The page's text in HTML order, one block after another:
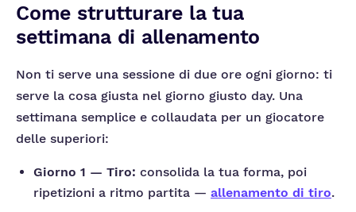
Come strutturare la tua
settimana di allenamento
Non ti serve una sessione di due ore ogni giorno: ti
serve la cosa giusta nel giorno giusto day. Una
settimana semplice e collaudata per un giocatore
delle superiori:
Giorno 1 — Tiro: consolida la tua forma, poi
ripetizioni a ritmo partita — allenamento di tiro.